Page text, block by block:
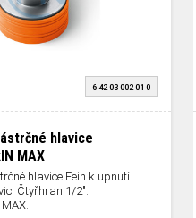
6 42 03 002 01 0
hlavice
MAX
hlavice Fein k upnutí
Čtyřhran 1/2".